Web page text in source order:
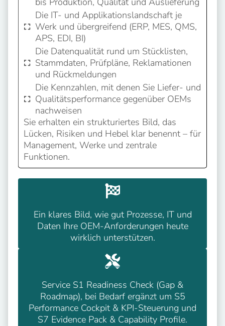
Die IT- und Applikationslandschaft je
Werk und übergreifend (ERP, MES, QMS,
APS, EDI, BI)
Die Datenqualität rund um Stücklisten,
Stammdaten, Prüfpläne, Reklamationen
und Rückmeldungen
Die Kennzahlen, mit denen Sie Liefer- und
Qualitätsperformance gegenüber OEMs
nachweisen
Sie erhalten ein strukturiertes Bild, das
Lücken, Risiken und Hebel klar benennt – für
Management, Werke und zentrale
Funktionen.
Ein klares Bild, wie gut Prozesse, IT und
Daten Ihre OEM-Anforderungen heute
wirklich unterstützen.
Service S1 Readiness Check (Gap &
Roadmap), bei Bedarf ergänzt um S5
Performance Cockpit & KPI-Steuerung und
S7 Evidence Pack & Capability Profile.